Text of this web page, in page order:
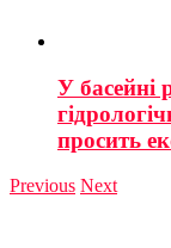
У басейні
просить
Previous Next